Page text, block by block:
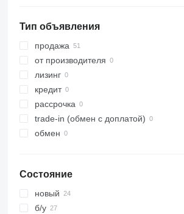
Тип объявления
продажа
от производителя
лизинг
кредит
рассрочка
trade-in (обмен с доплатой)
обмен
Состояние
новый
б/у